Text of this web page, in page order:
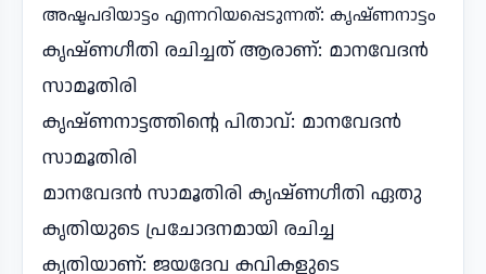
അഷ്ടപദിയാട്ടം എന്നറിയപ്പെടുന്നത്: കൃഷ്ണനാട്ടം
കൃഷ്ണഗീതി രചിച്ചത് ആരാണ്: മാനവേദൻ
സാമൂതിരി
കൃഷ്ണനാട്ടത്തിന്റെ പിതാവ്: മാനവേദൻ
സാമൂതിരി
മാനവേദൻ സാമൂതിരി കൃഷ്ണഗീതി ഏതു
കൃതിയുടെ പ്രചോദനമായി രചിച്ച
കൃതിയാണ്: ജയദേവ കവികളുടെ